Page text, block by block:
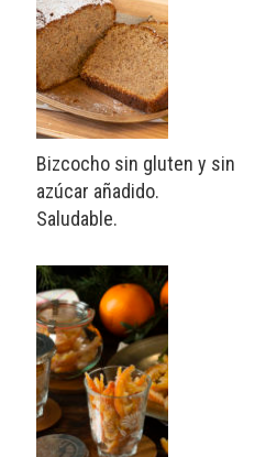
Bizcocho sin gluten y sin
azúcar añadido.
Saludable.